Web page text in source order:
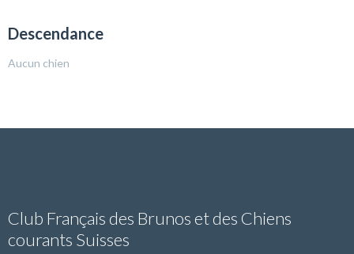
Descendance
Aucun chien
Club Français des Brunos et des Chiens
courants Suisses